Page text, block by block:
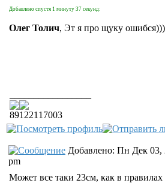
Добавлено спустя 1 минуту 37 секунд:
Олег Толич, Эт я про щуку
89122117003
Добавлено: Пн Дек 03,
pm
Может все таки 23см, как в